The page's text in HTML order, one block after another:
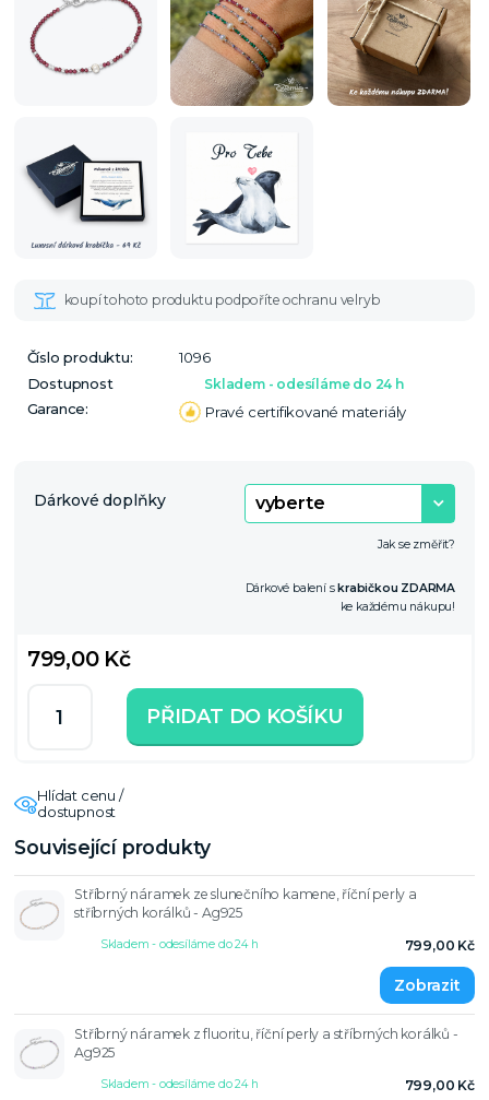
Číslo produktu:
1096
Dostupnost
Skladem - odesíláme do 24 h
Garance: Pravé certifikované materiály
Dárkové doplňky
Jak se změřit?
Dárkové balení s krabičkou ZDARMA
ke každému nákupu!
799,00 Kč
PŘIDAT DO KOŠÍKU
Hlídat cenu /
dostupnost
Související produkty
Stříbrný náramek ze slunečního kamene, říční perly a
stříbrných korálků - Ag925
799,00 Kč
Skladem - odesíláme do 24 h
Stříbrný náramek z fluoritu, říční perly a stříbrných korálků -
Ag925
799,00 Kč
Skladem - odesíláme do 24 h